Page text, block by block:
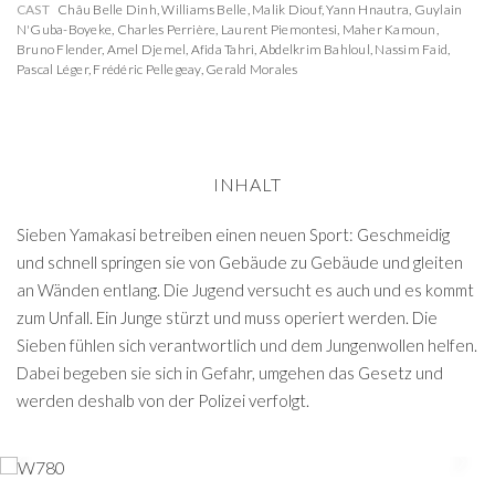
CAST Châu Belle Dinh,Williams Belle, Malik Diouf,Yann Hnautra, Guylain
N'Guba-Boyeke, Charles Perrière, Laurent Piemontesi, Maher Kamoun,
Bruno Flender, Amel Djemel, Afida Tahri, Abdelkrim Bahloul, Nassim Faid,
Pascal Léger, Frédéric Pellegeay, Gerald Morales
INHALT
Sieben Yamakasi betreiben einen neuen Sport: Geschmeidig
und schnell springen sie von Gebäude zu Gebäude und gleiten
an Wänden entlang. Die Jugend versucht es auch und es kommt
zum Unfall. Ein Junge stürzt und muss operiert werden. Die
Sieben fühlen sich verantwortlich und dem Jungenwollen helfen.
Dabei begeben sie sich in Gefahr, umgehen das Gesetz und
werden deshalb von der Polizei verfolgt.